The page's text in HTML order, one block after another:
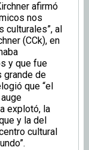
afirmó
nos
al
(CCk), en
y que fue
grande de
que “el
explotó, la
y la del
cultural